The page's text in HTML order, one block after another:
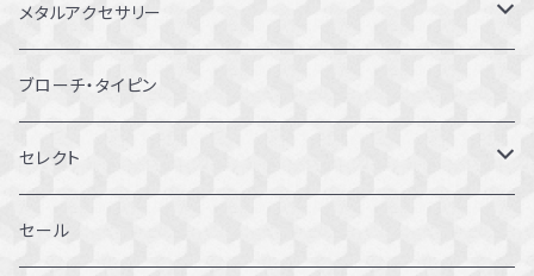
9～9.5号
10～10.5号
11～11.5号
12～12.5号
メタルアクセサリー
ピアス
リング
ブローチ・タイピン
セレクト
ブレスレット
セール